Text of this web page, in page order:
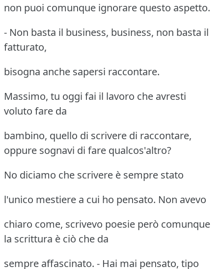
non puoi comunque ignorare questo aspetto.
- Non basta il business, business, non basta il
fatturato,
bisogna anche sapersi raccontare.
Massimo, tu oggi fai il lavoro che avresti
voluto fare da
bambino, quello di scrivere di raccontare,
oppure sognavi di fare qualcos'altro?
No diciamo che scrivere è sempre stato
l'unico mestiere a cui ho pensato. Non avevo
chiaro come, scrivevo poesie però comunque
la scrittura è ciò che da
sempre affascinato. - Hai mai pensato, tipo